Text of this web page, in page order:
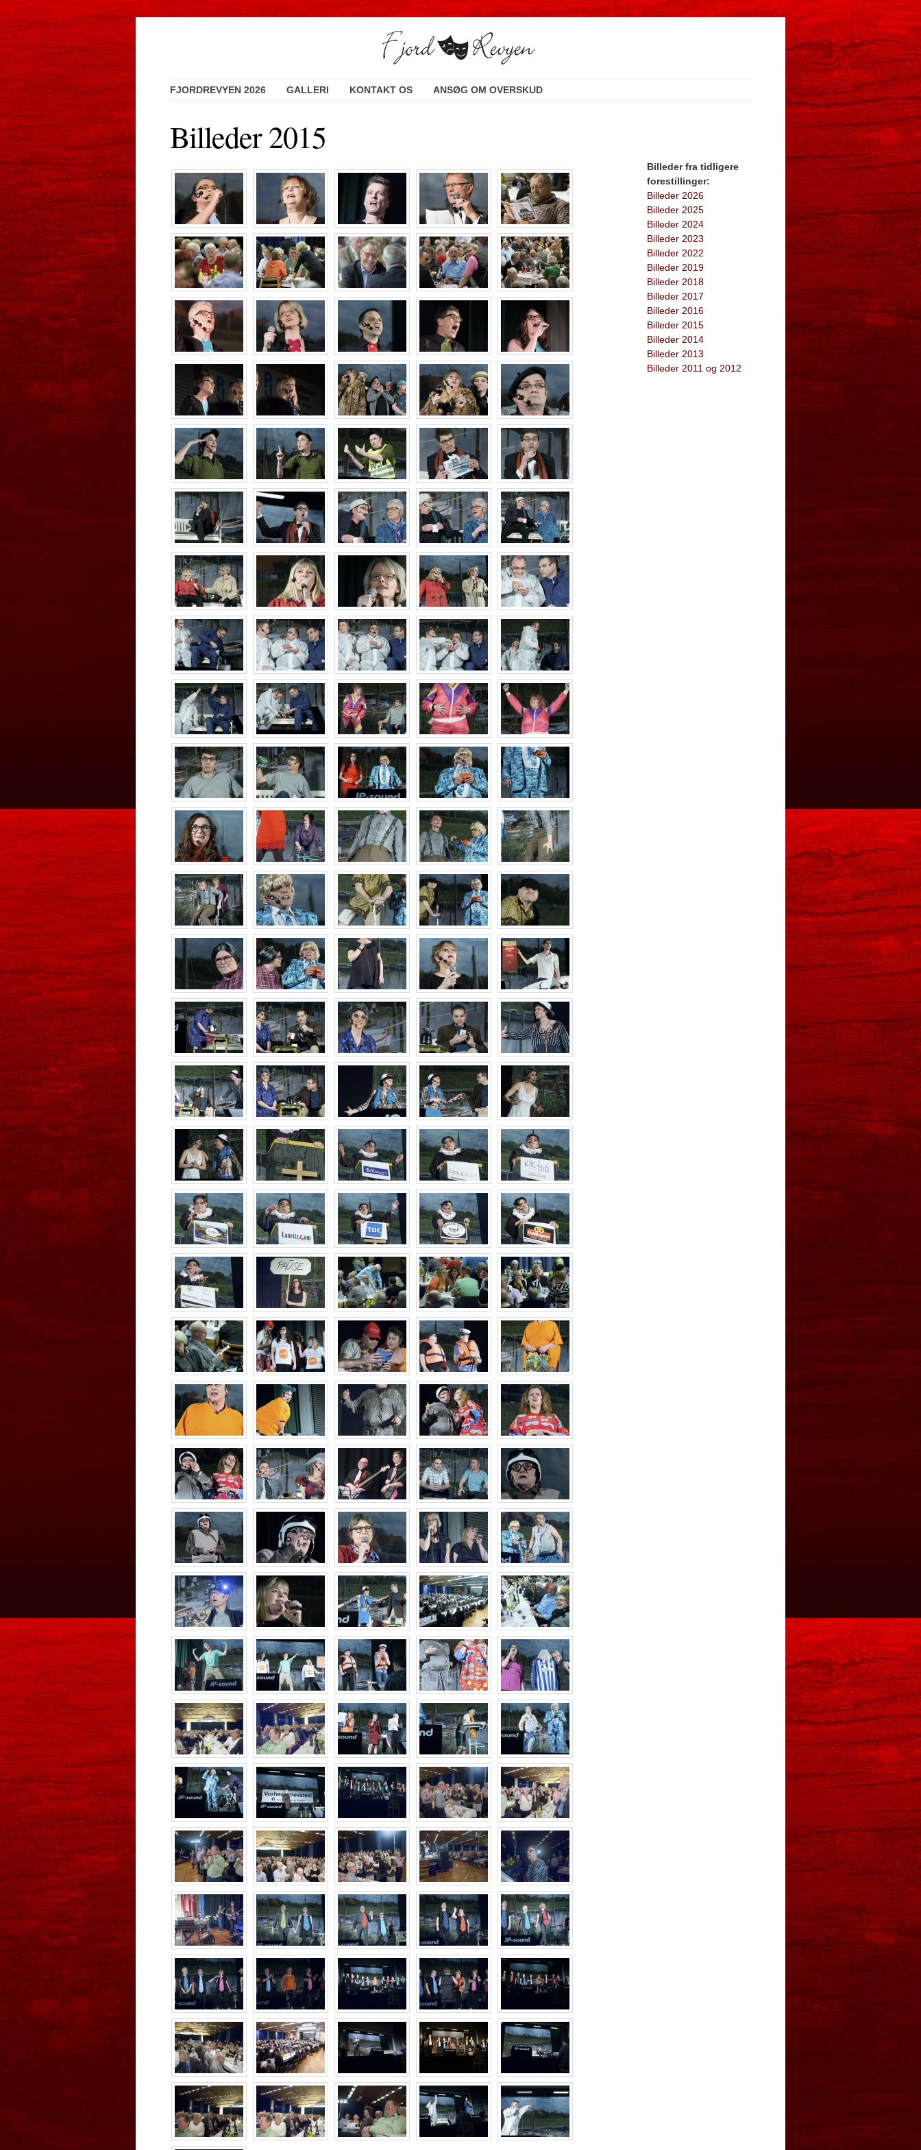
FJORDREVYEN 2026 GALLERI KONTAKT OS ANSØG OM OVERSKUD
Billeder 2015
Billeder fra tidligere
forestillinger:
Billeder 2026
Billeder 2025
Billeder 2024
Billeder 2023
Billeder 2022
Billeder 2019
Billeder 2018
Billeder 2017
Billeder 2016
Billeder 2015
Billeder 2014
Billeder 2013
Billeder 2011 og 2012